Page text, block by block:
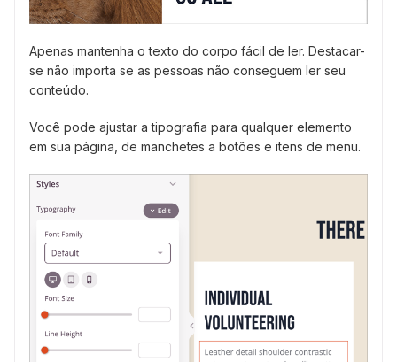
Apenas mantenha o texto do corpo fácil de ler. Destacar-
se não importa se as pessoas não conseguem ler seu
conteúdo.
Você pode ajustar a tipografia para qualquer elemento
em sua página, de manchetes a botões e itens de menu.